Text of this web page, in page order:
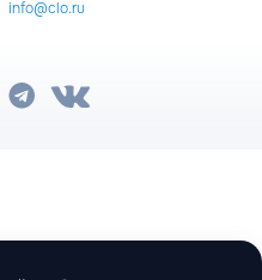
info@clo.ru